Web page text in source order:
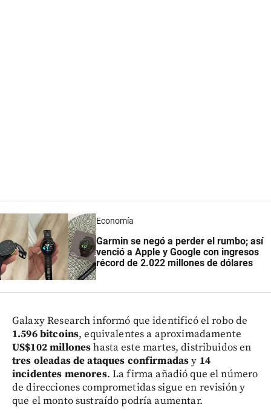
Economía
Garmin se negó a perder el rumbo; así
venció a Apple y Google con ingresos
récord de 2.022 millones de dólares
Galaxy Research informó que identificó el robo de
1.596 bitcoins, equivalentes a aproximadamente
US$102 milloneshasta este martes, distribuidos en
tres oleadas de ataques confirmadasy 14
incidentes menores. La firma añadió que el número
de direcciones comprometidas sigue en revisión y
que el monto sustraído podría aumentar.